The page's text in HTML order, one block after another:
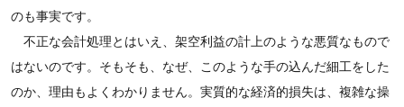
のも事実です。
不正な会計処理とはいえ、架空利益の計上のような悪質なもので
はないのです。そもそも、なぜ、このような手の込んだ細工をした
のか、理由もよくわかりません。実質的な経済的損失は、複雑な操